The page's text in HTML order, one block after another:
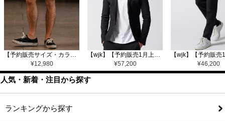
【予約販売サイズ・カラーにより納期異なる】【CAMBIO(カンビオ)】Gobelin Short Pants ショートパンツ(CAM25SS-002)
¥12,980
【wjk】【予約販売1月上旬～中旬入荷】function knit jacket(jacquard check) ニットジャケット(207 mw08j)
¥57,200 ¥46,200
人気・新着・注目から探す
ランキングから探す